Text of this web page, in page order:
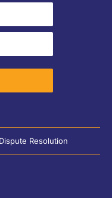
Resolution